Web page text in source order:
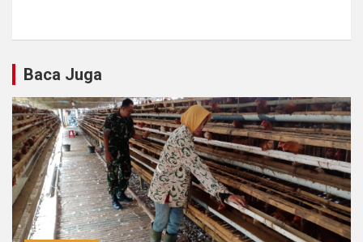
Baca Juga